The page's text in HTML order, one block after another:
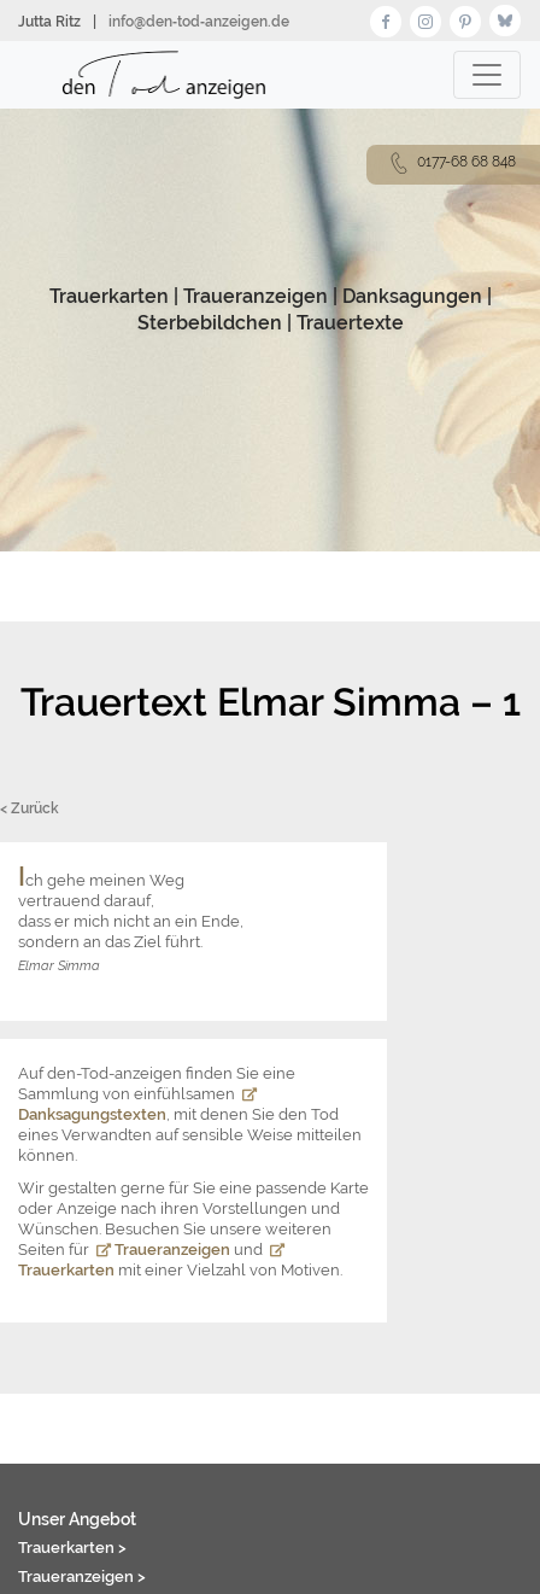
zumJutta Ritz info@den‑tod‑anzeigen.de
Trauerkarten Traueranzeigen |Danksagungen|
Sterbebildchen
Trauertexte
Trauertext Elmar Simma – 1
< Zurück
Ich gehe meinen Weg
vertrauend darauf,
dass er mich nicht an ein Ende,
sondern an das Ziel führt.
Elmar Simma
Auf den-Tod-anzeigen finden Sie eine
Sammlung von einfühlsamen
Danksagungstexten, mit denen Sie den Tod
eines Verwandten auf sensible Weise mitteilen
können.
Wir gestalten gerne für Sie eine passende Karte
oder Anzeige nach ihren Vorstellungen und
Wünschen. Besuchen Sie unsere weiteren
Seiten für
Traueranzeigen und
Trauerkarten mit einer Vielzahl von Motiven.
Unser Angebot
Trauerkarten >
Traueranzeigen >
0177-68 68 848